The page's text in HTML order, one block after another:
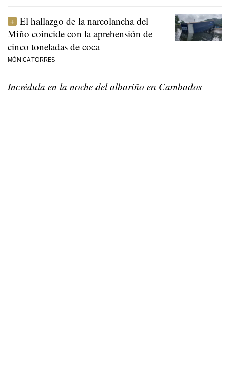
El hallazgo de la narcolancha del
Miño coincide con la aprehensión de
cinco toneladas de coca
MÓNICA TORRES
Incrédula en la noche del albariño en Cambados